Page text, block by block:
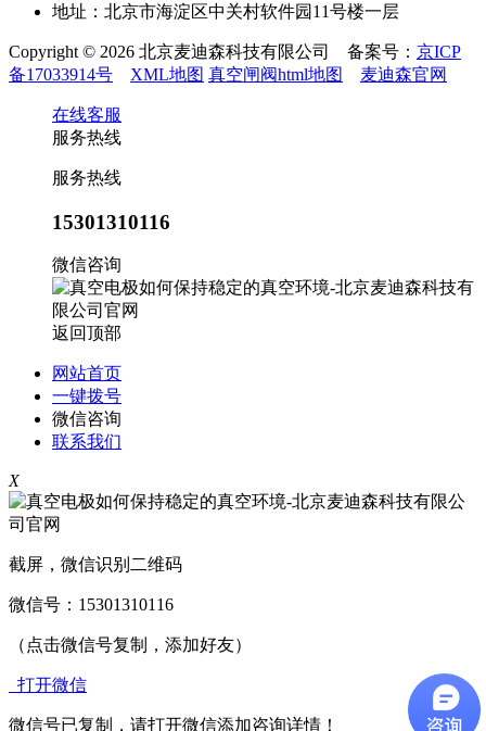
地址：北京市海淀区中关村软件园11号楼一层
Copyright © 2026 北京麦迪森科技有限公司 备案号： 京ICP
备17033914号
XML地图 真空闸阀html地图 麦迪森官网
在线客服
服务热线
服务热线
15301310116
微信咨询
返回顶部
网站首页
一键拨号
微信咨询
联系我们
X
截屏，微信识别二维码
微信号： 15301310116
（点击微信号复制，添加好友）
打开微信
微信号已复制，请打开微信添加咨询详情！